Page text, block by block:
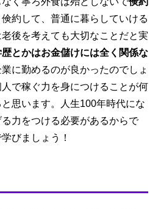
約して、普通に暮らしていける
後を考えても大切なことだと実
歴とかはお金儲けには全く関係な
に勤めるのが良かったのでしょ
で稼ぐ力を身につけることが何
思います。人生100年時代にな
力をつける必要があるからで
びましょう！